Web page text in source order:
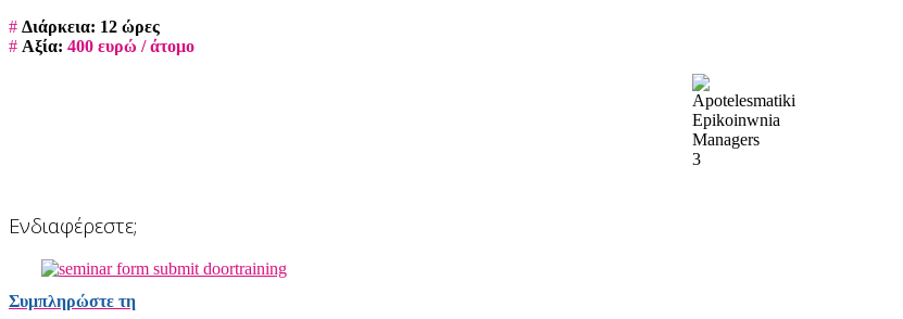
# Διάρκεια: 12 ώρες
# Αξία: 400 ευρώ / άτομο
Ενδιαφέρεστε;
Συμπληρώστε τη